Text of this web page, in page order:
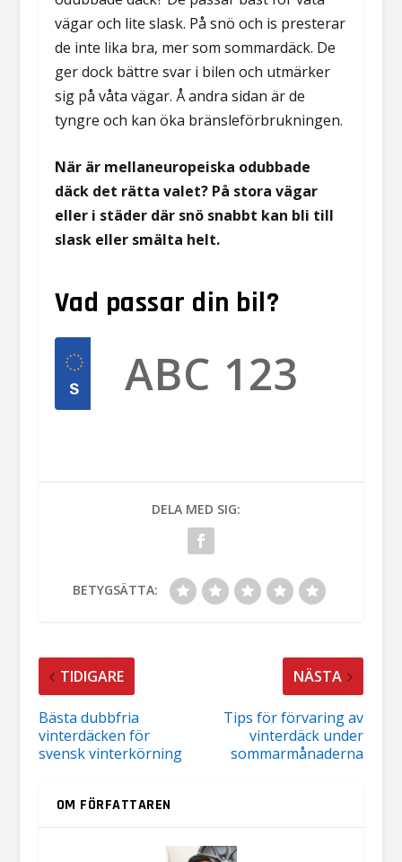
vägar och lite slask. På snö och is presterar
de inte lika bra, mer som sommardäck. De
ger dock bättre svar i bilen och utmärker
sig på våta vägar. Å andra sidan är de
tyngre och kan öka bränsleförbrukningen.
När är mellaneuropeiska odubbade
däck det rätta valet? På stora vägar
eller i städer där snö snabbt kan bli till
slask eller smälta helt.
Vad passar din bil?
DELA MED SIG:
BETYGSÄTTA:
TIDIGARE
Bästa dubbfria
vinterdäcken för
svensk vinterkörning
NÄSTA
Tips för förvaring av
vinterdäck under
sommarmånaderna
OM FÖRFATTAREN